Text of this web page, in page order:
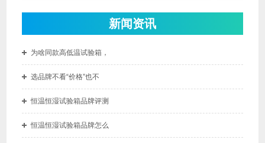
新闻资讯
为啥同款高低温试验箱，
选品牌不看“价格”也不
恒温恒湿试验箱品牌评测
恒温恒湿试验箱品牌怎么